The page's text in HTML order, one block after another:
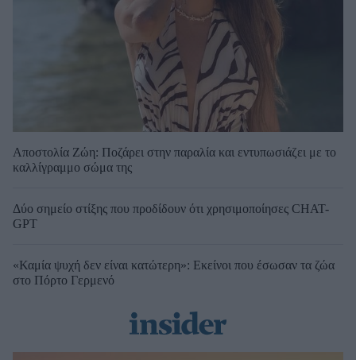
Αποστολία Ζώη: Ποζάρει στην παραλία και εντυπωσιάζει με το
καλλίγραμμο σώμα της
Δύο σημείο στίξης που προδίδουν ότι χρησιμοποίησες CHAT-
GPT
«Καμία ψυχή δεν είναι κατώτερη»: Εκείνοι που έσωσαν τα ζώα
στο Πόρτο Γερμενό